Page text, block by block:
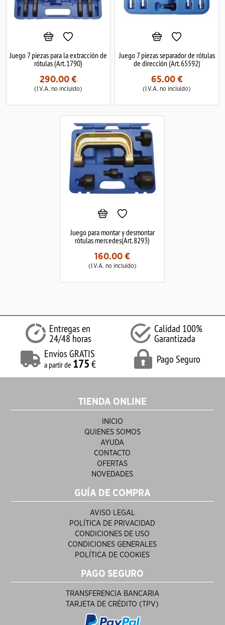
Juego 7 piezas para la extracción de
rótulas (Art. 1790)
290.00€
(I.V.A. no incluido)
Juego 7 piezas separador de rótulas
de dirección (Art. 65592)
65.00€
(I.V.A. no incluido)
Juego para montar y desmontar
rótulas mercedes(Art. 8293)
160.00 €
(I.V.A. no incluido)
Entregas en
24/48 horas
Calidad 100%
Garantizada
Envíos GRATIS
a partir de 175 € Pago Seguro
TIENDA ONLINE
INICIO
QUIENES SOMOS
AYUDA
CONTACTO
OFERTAS
NOVEDADES
GUÍA DE COMPRA
AVISO LEGAL
POLÍTICA DE PRIVACIDAD
CONDICIONES DE USO
CONDICIONES GENERALES
POLÍTICA DE COOKIES
PAGO SEGURO
TRANSFERENCIA BANCARIA
TARJETA DE CRÉDITO (TPV)